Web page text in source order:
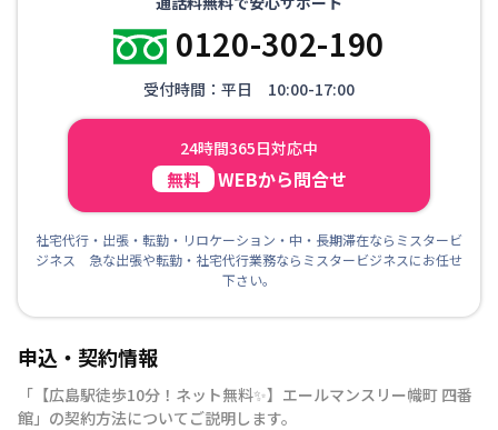
0120-302-190
受付時間：平日 10:00-17:00
24時間365日対応中
無料 WEBから問合せ
社宅代行・出張・転勤・リロケーション・中・長期滞在ならミスタービ
ジネス 急な出張や転勤・社宅代行業務ならミスタービジネスにお任せ
下さい。
申込・契約情報
「 【広島駅徒歩10分！ネット無料✨】エールマンスリー幟町 四番
館 」の契約方法についてご説明します。